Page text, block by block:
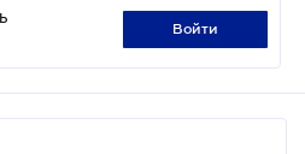
войти